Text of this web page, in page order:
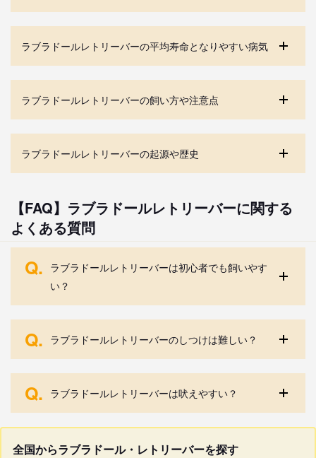
ラブラドールレトリーバーの平均寿命となりやすい病気
ラブラドールレトリーバーの飼い方や注意点
ラブラドールレトリーバーの起源や歴史
【FAQ】ラブラドールレトリーバーに関する
よくある質問
Q. ラブラドールレトリーバーは初心者でも飼いやす
い？
Q. ラブラドールレトリーバーのしつけは難しい？
Q. ラブラドールレトリーバーは吠えやすい？
全国からラブラドール・レトリーバーを探す